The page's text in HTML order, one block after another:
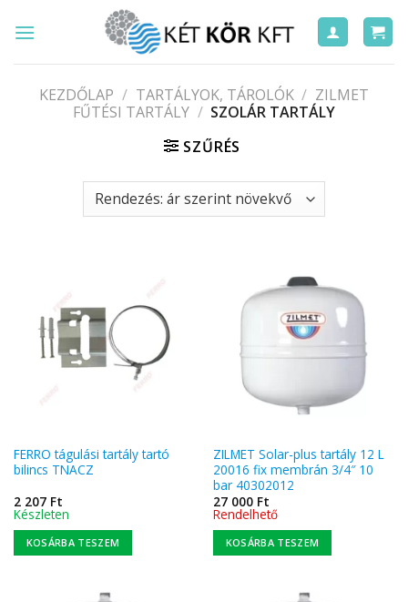
KEZDŐLAP / TARTÁLYOK, TÁROLÓK / ZILMET
FŰTÉSI TARTÁLY / SZOLÁR TARTÁLY
SZŰRÉS
FERRO tágulási tartály tartó
bilincs TNACZ
2 207 Ft
Készleten
KOSÁRBA TESZEM
ZILMET Solar-plus tartály 12 L
20016 fix membrán 3/4″ 10
bar 40302012
27 000 Ft
Rendelhető
KOSÁRBA TESZEM